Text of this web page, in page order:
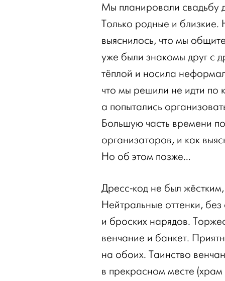
Мы планировали свадьбу
Только родные и близкие.
выяснилось, что мы
уже были знакомы друг с
тёплой и носила
что мы решили не идти по
а попытались
Большую часть времени
организаторов, и как
Но об этом позже…
Дресс-код не был
Нейтральные оттенки,
и броских нарядов.
венчание и банкет.
на обоих. Таинство
в прекрасном месте